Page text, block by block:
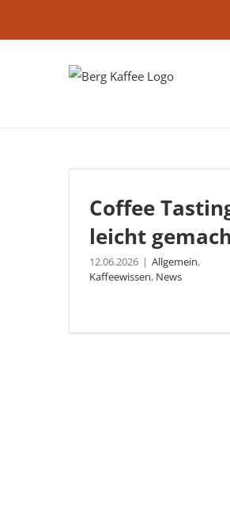
gemacht
Coffee
leicht
12.06.2026 | Allgemein,
Kaffeewissen, News